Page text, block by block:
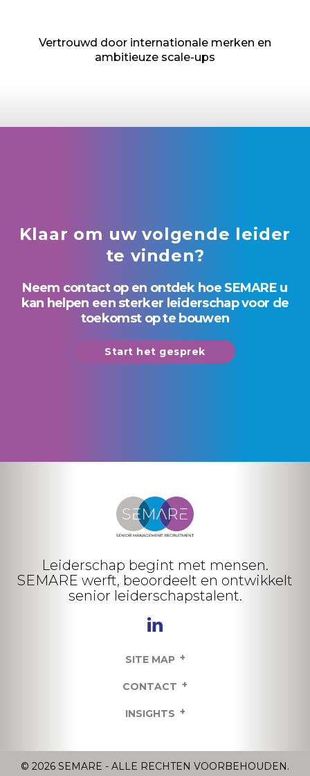
Vertrouwd door internationale merken en
ambitieuze scale-ups
Klaar om uw volgende leider
te vinden?
Neem contact op en ontdek hoe SEMARE u
kan helpen een sterker leiderschap voor de
toekomst op te bouwen
Start het gesprek
Leiderschap begint met mensen.
SEMARE werft, beoordeelt en ontwikkelt
senior leiderschapstalent.
SITE MAP +
CONTACT +
INSIGHTS +
© 2026 SEMARE - ALLE RECHTEN VOORBEHOUDEN.